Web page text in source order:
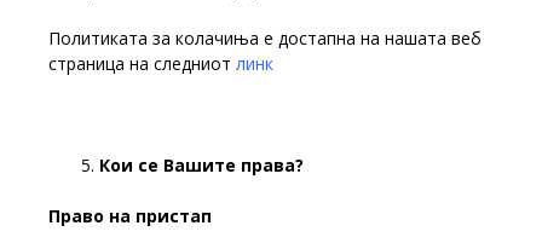
Политиката за колачиња е достапна на нашата веб
страница на следниот линк
Кои се Вашите права?
Право на пристап